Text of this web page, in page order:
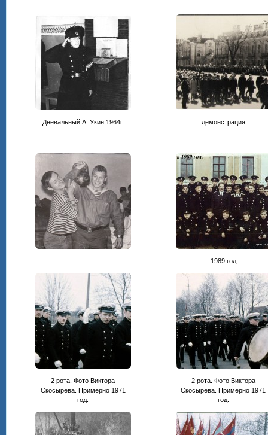
Дневальный А. Укин 1964г. демонстрация
1989 год
2 рота. Фото Виктора
Скосырева. Примерно 1971
год.
2 рота. Фото Виктора
Скосырева. Примерно 1971
год.